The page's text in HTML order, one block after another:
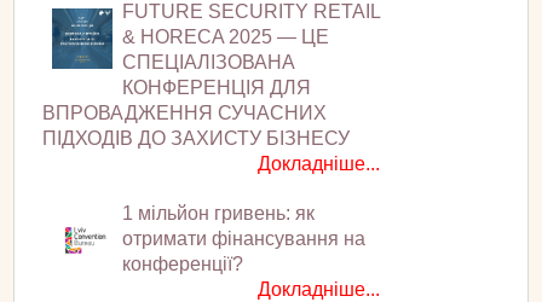
FUTURE SECURITY RETAIL
& HORECA 2025 — ЦЕ
СПЕЦІАЛІЗОВАНА
КОНФЕРЕНЦІЯ ДЛЯ
ВПРОВАДЖЕННЯ СУЧАСНИХ
ПІДХОДІВ ДО ЗАХИСТУ БІЗНЕСУ
Докладніше...
1 мільйон гривень: як
отримати фінансування на
конференції?
Докладніше...